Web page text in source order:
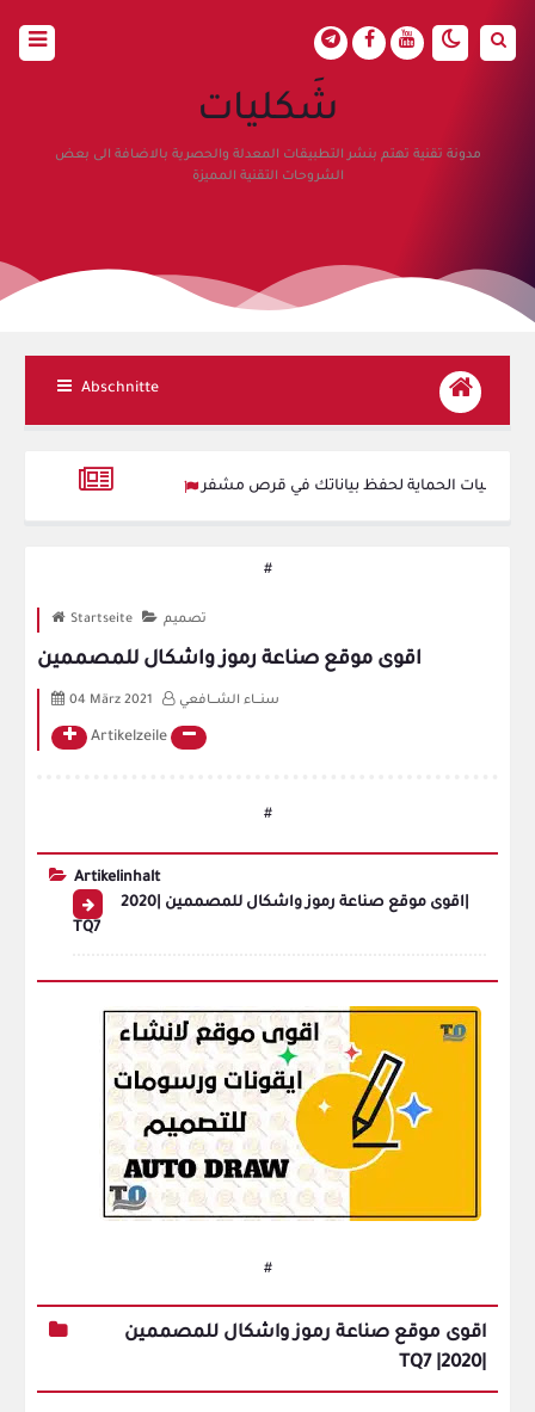
شَكليات
مدونة تقنية تهتم بنشر التطبيقات المعدلة والحصرية بالاضافة الى بعض
الشروحات التقنية المميزة
Abschnitte
أقوى خوارزميات الحماية لحفظ بياناتك في قرص مشفر
#
Startseite تصميم
اقوى موقع صناعة رموز واشكال للمصممين
04 März 2021 سنــــاء الشــــافعي
Artikelzeile
#
Artikelinhalt
اقوى موقع صناعة رموز واشكال للمصممين |2020|
TQ7
#
اقوى موقع صناعة رموز واشكال للمصممين
|2020| TQ7